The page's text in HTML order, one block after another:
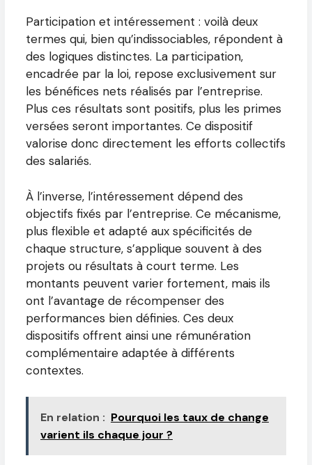
Participation et intéressement : voilà deux
termes qui, bien qu’indissociables, répondent à
des logiques distinctes. La participation,
encadrée par la loi, repose exclusivement sur
les bénéfices nets réalisés par l’entreprise.
Plus ces résultats sont positifs, plus les primes
versées seront importantes. Ce dispositif
valorise donc directement les efforts collectifs
des salariés.
À l’inverse, l’intéressement dépend des
objectifs fixés par l’entreprise. Ce mécanisme,
plus flexible et adapté aux spécificités de
chaque structure, s’applique souvent à des
projets ou résultats à court terme. Les
montants peuvent varier fortement, mais ils
ont l’avantage de récompenser des
performances bien définies. Ces deux
dispositifs offrent ainsi une rémunération
complémentaire adaptée à différents
contextes.
En relation : Pourquoi les taux de change
varient ils chaque jour ?